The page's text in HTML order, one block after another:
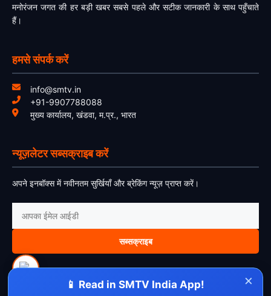
मनोरंजन जगत की हर बड़ी खबर सबसे पहले और सटीक जानकारी के साथ पहुँचाते
हैं।
हमसे संपर्क करें
info@smtv.in
+91-9907788088
मुख्य कार्यालय, खंडवा, म.प्र., भारत
न्यूज़लेटर सब्सक्राइब करें
अपने इनबॉक्स में नवीनतम सुर्खियाँ और ब्रेकिंग न्यूज़ प्राप्त करें।
सब्सक्राइब
×
📱 Read in SMTV India App!